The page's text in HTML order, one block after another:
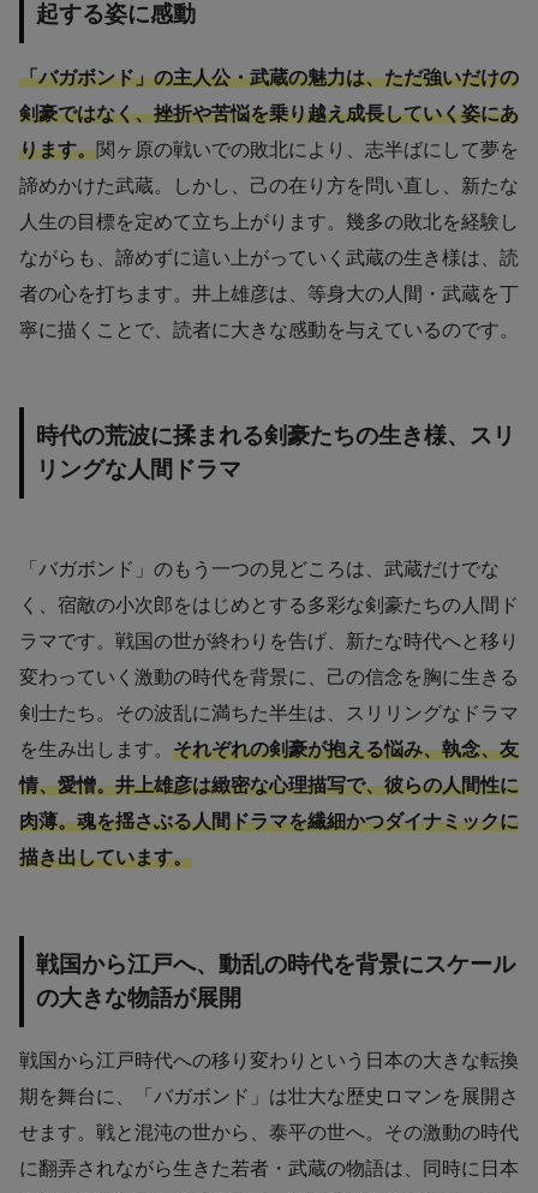
起する姿に感動
「バガボンド」の主人公・武蔵の魅力は、ただ強いだけの
剣豪ではなく、挫折や苦悩を乗り越え成長していく姿にあ
ります。関ヶ原の戦いでの敗北により、志半ばにして夢を
諦めかけた武蔵。しかし、己の在り方を問い直し、新たな
人生の目標を定めて立ち上がります。幾多の敗北を経験し
ながらも、諦めずに這い上がっていく武蔵の生き様は、読
者の心を打ちます。井上雄彦は、等身大の人間・武蔵を丁
寧に描くことで、読者に大きな感動を与えているのです。
時代の荒波に揉まれる剣豪たちの生き様、スリ
リングな人間ドラマ
「バガボンド」のもう一つの見どころは、武蔵だけでな
く、宿敵の小次郎をはじめとする多彩な剣豪たちの人間ド
ラマです。戦国の世が終わりを告げ、新たな時代へと移り
変わっていく激動の時代を背景に、己の信念を胸に生きる
剣士たち。その波乱に満ちた半生は、スリリングなドラマ
を生み出します。 それぞれの剣豪が抱える悩み、執念、友
情、愛憎。井上雄彦は緻密な心理描写で、彼らの人間性に
肉薄。魂を揺さぶる人間ドラマを繊細かつダイナミックに
描き出しています。
戦国から江戸へ、動乱の時代を背景にスケール
の大きな物語が展開
戦国から江戸時代への移り変わりという日本の大きな転換
期を舞台に、「バガボンド」は壮大な歴史ロマンを展開さ
せます。戦と混沌の世から、泰平の世へ。その激動の時代
に翻弄されながら生きた若者・武蔵の物語は、同時に日本